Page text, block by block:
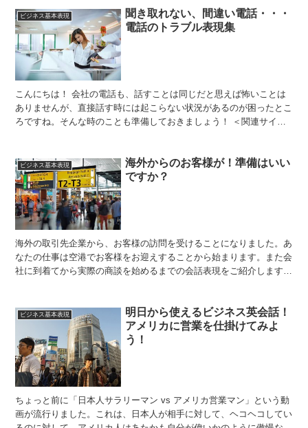
ビジネス基本表現
聞き取れない、間違い電話・・・
電話のトラブル表現集
こんにちは！ 会社の電話も、話すことは同じだと思えば怖いことは
ありませんが、直接話す時には起こらない状況があるのが困ったとこ
ろですね。そんな時のことも準備しておきましょう！ ＜関連サイト
ビジネス基本表現
海外からのお客様が！準備はいい
ですか？
海外の取引先企業から、お客様の訪問を受けることになりました。あ
なたの仕事は空港でお客様をお迎えすることから始まります。また会
社に到着てから実際の商談を始めるまでの会話表現をご紹介します。
ビジネス基本表現
明日から使えるビジネス英会話！
アメリカに営業を仕掛けてみよ
う！
ちょっと前に「日本人サラリーマン vs アメリカ営業マン」という動
画が流行りました。これは、日本人が相手に対して、ヘコヘコしてい